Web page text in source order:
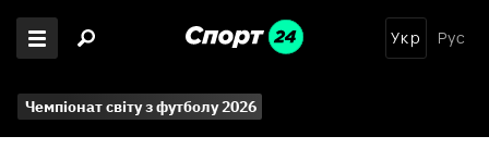
Укр Рус
Чемпіонат світу з футболу 2026